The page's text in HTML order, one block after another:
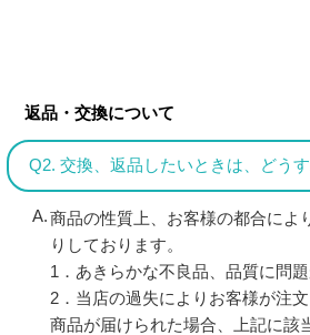
返品・交換について
Q2. 交換、返品したいときは、どう
商品の性質上、お客様の都合によ
りしております。
1．あきらかな不良品、品質に問
2．当店の過失によりお客様が注
商品が届けられた場合、上記に該